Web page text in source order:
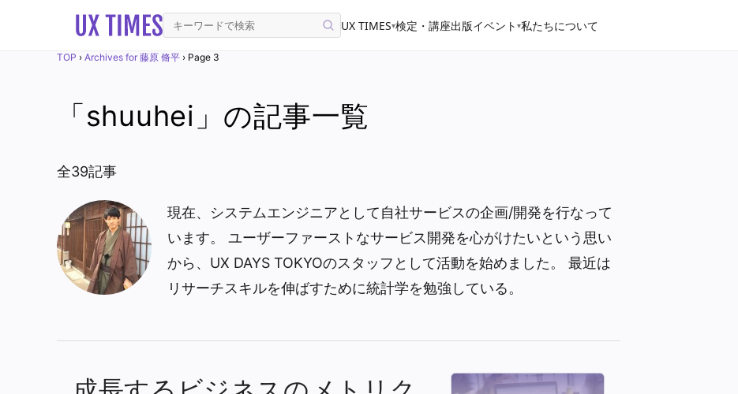
UX TIMES▾検定・講座出版イベント ▾私たちについて
TOP › Archives for 藤原 脩平 › Page 3
「shuuhei」の記事一覧
全39記事
現在、システムエンジニアとして自社サービスの企画/開発を行なって
います。 ユーザーファーストなサービス開発を心がけたいという思い
から、UX DAYS TOKYOのスタッフとして活動を始めました。 最近は
リサーチスキルを伸ばすために統計学を勉強している。